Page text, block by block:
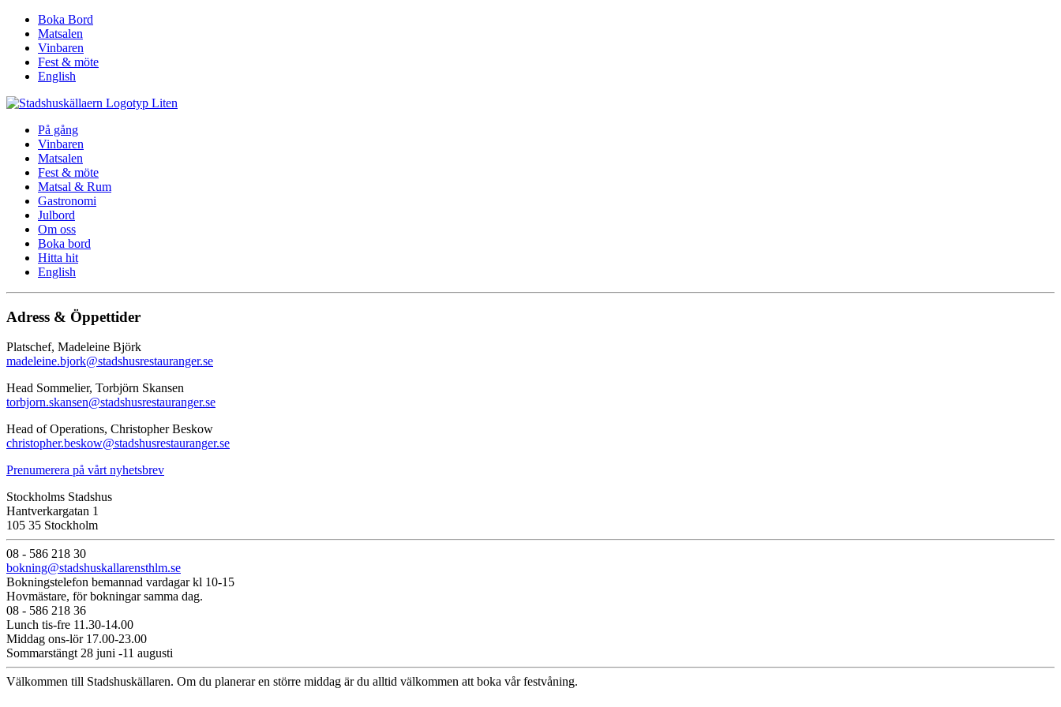
Boka Bord
Matsalen
Vinbaren
Fest & möte
English
På gång
Vinbaren
Matsalen
Fest & möte
Matsal & Rum
Gastronomi
Julbord
Om oss
Boka bord
Hitta hit
English
Adress & Öppettider
Platschef, Madeleine Björk
madeleine.bjork@stadshusrestauranger.se
Head Sommelier, Torbjörn Skansen
torbjorn.skansen@stadshusrestauranger.se
Head of Operations, Christopher Beskow
christopher.beskow@stadshusrestauranger.se
Prenumerera på vårt nyhetsbrev
Stockholms Stadshus
Hantverkargatan 1
105 35 Stockholm
08 - 586 218 30
bokning@stadshuskallarensthlm.se
Bokningstelefon bemannad vardagar kl 10-15
Hovmästare, för bokningar samma dag.
08 - 586 218 36
Lunch tis-fre 11.30-14.00
Middag ons-lör 17.00-23.00
Sommarstängt 28 juni -11 augusti
Välkommen till Stadshuskällaren. Om du planerar en större middag är du alltid välkommen att boka vår festvåning.